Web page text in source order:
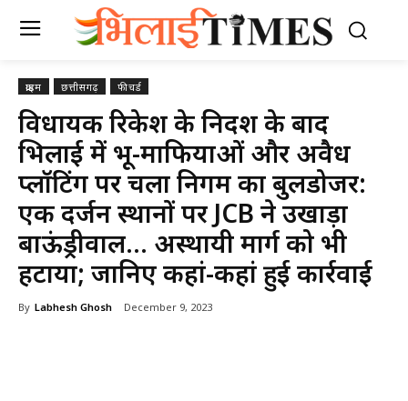
क्राइम छत्तीसगढ़ फीचर्ड
विधायक रिकेश के निर्देश के बाद
भिलाई में भू-माफियाओं और अवैध
प्लॉटिंग पर चला निगम का बुलडोजर:
एक दर्जन स्थानों पर JCB ने उखाड़ा
बाऊंड्रीवाल… अस्थायी मार्ग को भी
हटाया; जानिए कहां-कहां हुई कार्रवाई
By Labhesh Ghosh December 9, 2023